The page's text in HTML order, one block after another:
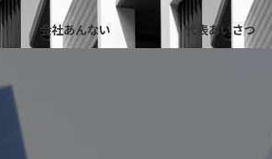
会社あんない 代表あいさつ